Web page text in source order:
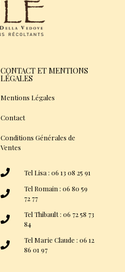
CONTACT ET MENTIONS
LÉGALES
Mentions Légales
Contact
Conditions Générales de
Ventes
Tel Lisa : 06 13 08 25 91
Tel Romain : 06 80 59
72 77
Tel Thibault : 06 72 58 73
84
Tel Marie Claude : 06 12
86 01 97